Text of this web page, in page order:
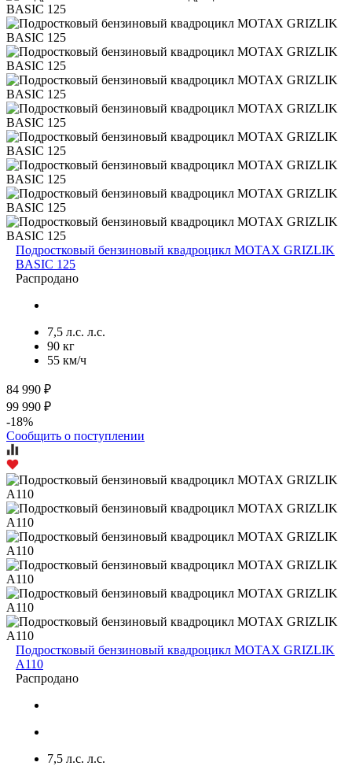
Подростковый бензиновый квадроцикл MOTAX GRIZLIK
BASIC 125
Распродано
7,5 л.с. л.с.
90 кг
55 км/ч
84 990 ₽
99 990 ₽
-18%
Сообщить о поступлении
Подростковый бензиновый квадроцикл MOTAX GRIZLIK
A110
Распродано
7,5 л.с. л.с.